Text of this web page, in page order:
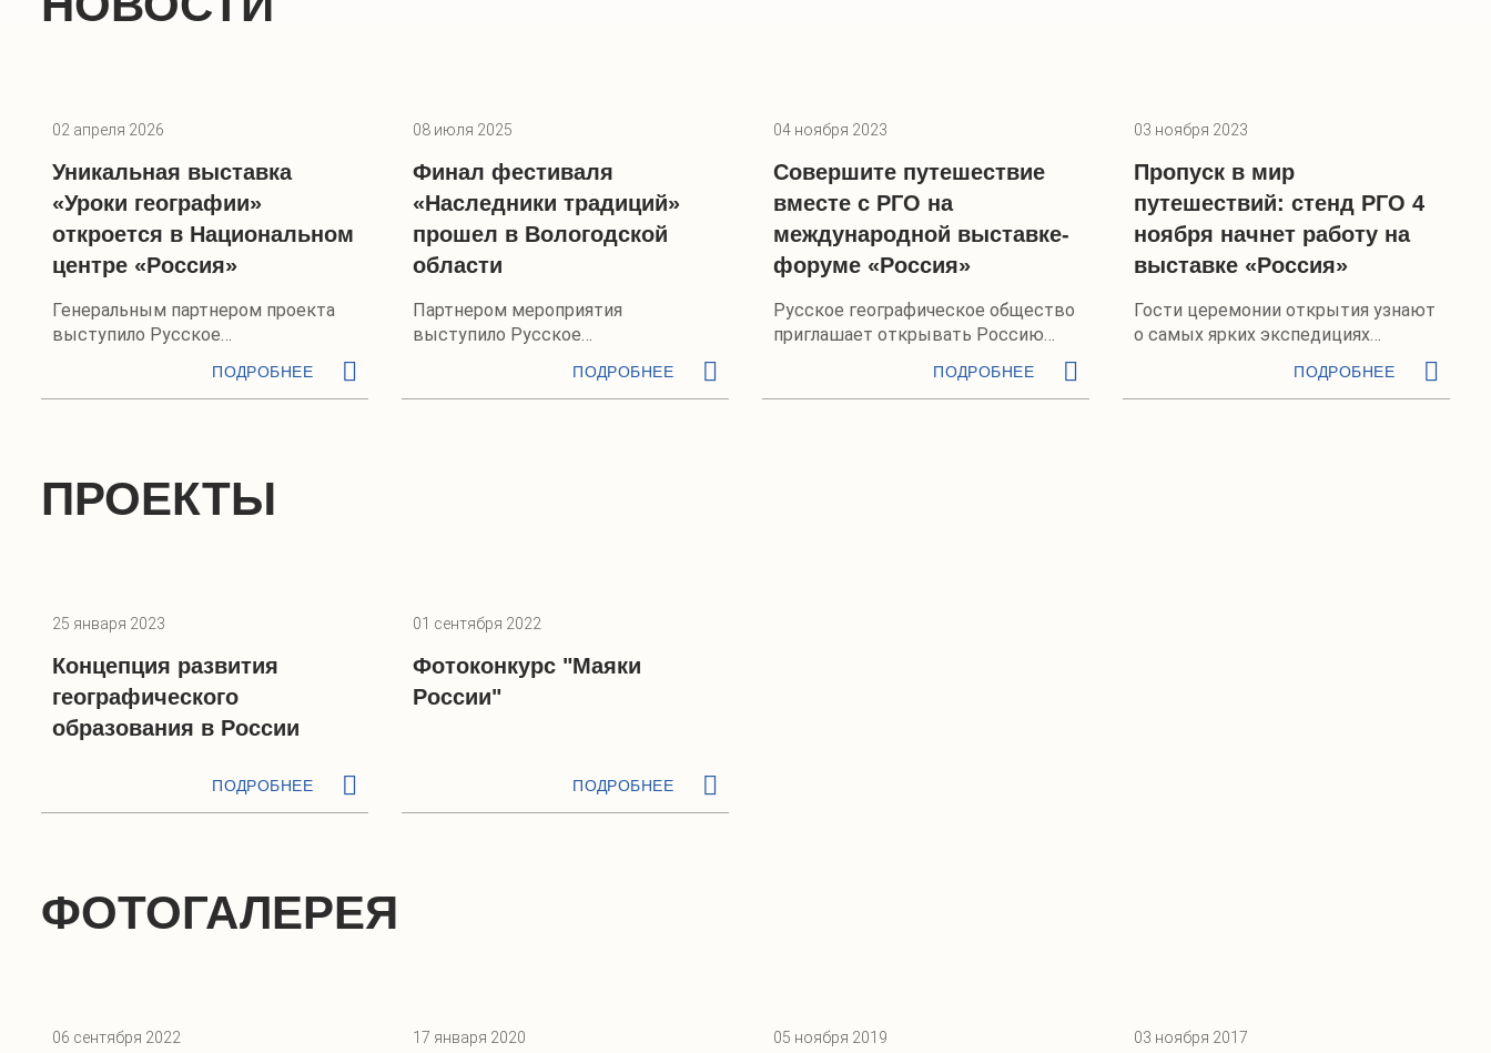
02 апреля 2026
Уникальная выставка
«Уроки географии»
откроется в Национальном
центре «Россия»
Генеральным партнером проекта
выступило Русское
ПОДРОБНЕЕ
08 июля 2025
Финал фестиваля
«Наследники традиций»
прошел в Вологодской
области
Партнером мероприятия
выступило Русское
ПОДРОБНЕЕ
04 ноября 2023
Совершите путешествие
вместе с РГО на
международной выставке-
форуме «Россия»
Русское географическое общество
приглашает открывать Россию
ПОДРОБНЕЕ
03 ноября 2023
Пропуск в мир
путешествий: стенд РГО 4
ноября начнет работу на
выставке «Россия»
Гости церемонии открытия узнают
о самых ярких экспедициях
ПОДРОБНЕЕ
ПРОЕКТЫ
25 января 2023
Концепция развития
географического
образования в России
ПОДРОБНЕЕ
01 сентября 2022
Фотоконкурс "Маяки
России"
ПОДРОБНЕЕ
ФОТОГАЛЕРЕЯ
06 сентября 2022 17 января 2020 05 ноября 2019 03 ноября 2017